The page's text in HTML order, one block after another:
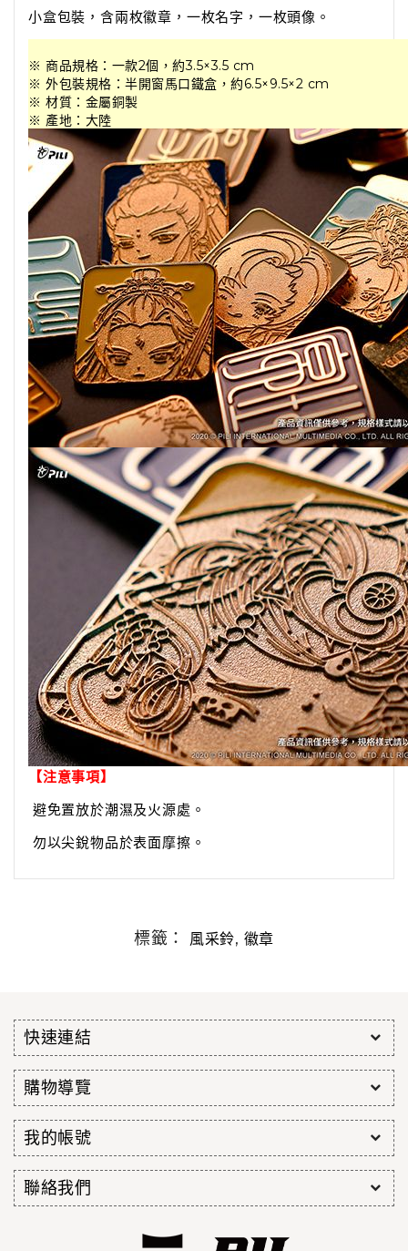
小盒包裝，含兩枚徽章，一枚名字，一枚頭像。
※ 商品規格：一款2個，約3.5×3.5 cm
※ 外包裝規格：半開窗馬口鐵盒，約6.5×9.5×2 cm
※ 材質：金屬銅製
※ 產地：大陸
【注意事項】
避免置放於潮濕及火源處。
勿以尖銳物品於表面摩擦。
標籤： 風采鈴, 徽章
快速連結
購物導覽
我的帳號
聯絡我們